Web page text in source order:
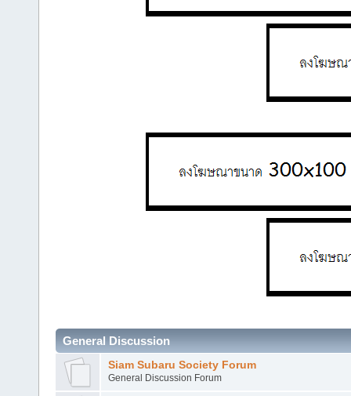
General Discussion
Siam Subaru Society Forum
General Discussion Forum